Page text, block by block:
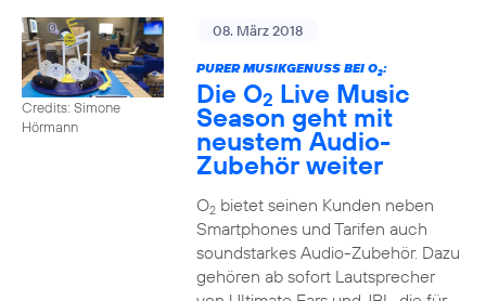
Credits: Simone
Hörmann
08. März 2018
PURER MUSIKGENUSS BEI O2:
Die O2 Live Music
Season geht mit
neustem Audio-
Zubehör weiter
O2bietet seinen Kunden neben
Smartphones und Tarifen auch
soundstarkes Audio-Zubehör. Dazu
gehören ab sofort Lautsprecher